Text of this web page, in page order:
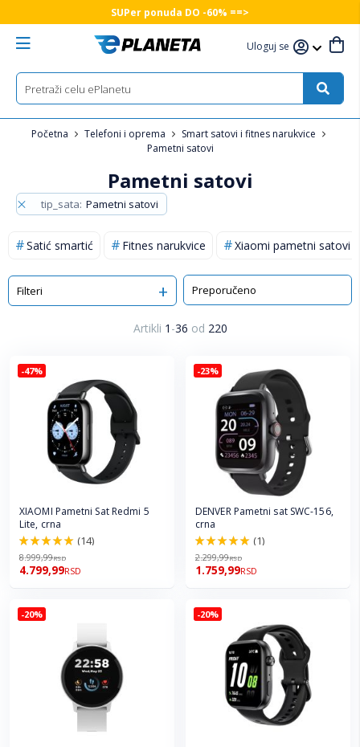
SUPer ponuda DO -60% ==>
Uloguj se
Početna Telefoni i oprema
Smart satovi i fitnes narukvice
Pametni satovi
Pametni satovi
Satić smartić Fitnes narukvice Xiaomi pametni satovi
Filteri
Artikli 1 -36 od 220
Sortiraj
-47%
XIAOMI Pametni Sat Redmi 5
Lite, crna
100.0%
(14)
8.999,99RSD
4.799,99RSD
-23%
DENVER Pametni sat SWC-156,
crna
100.0%
(1)
2.299,99RSD
1.759,99RSD
-20% -20%
tip_sata Pametni satovi